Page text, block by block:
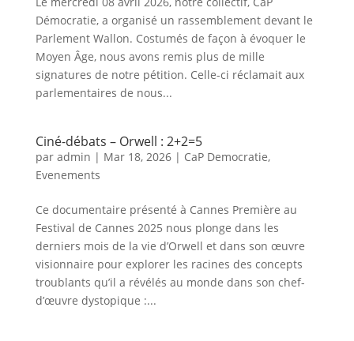
Démocratie, a organisé un rassemblement devant le
Parlement Wallon. Costumés de façon à évoquer le
Moyen Âge, nous avons remis plus de mille
signatures de notre pétition. Celle-ci réclamait aux
parlementaires de nous...
Ciné-débats – Orwell : 2+2=5
par admin | Mar 18, 2026| CaP Democratie,
Evenements
Ce documentaire présenté à Cannes Première au
Festival de Cannes 2025 nous plonge dans les
derniers mois de la vie d’Orwell et dans son œuvre
visionnaire pour explorer les racines des concepts
troublants qu’il a révélés au monde dans son chef-
d’œuvre dystopique :...